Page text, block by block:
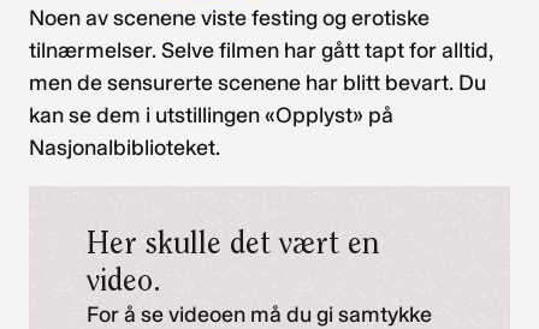
Noen av scenene viste festing og erotiske
tilnærmelser. Selve filmen har gått tapt for alltid,
men de sensurerte scenene har blitt bevart. Du
kan se dem i utstillingen «Opplyst» på
Nasjonalbiblioteket.
Her skulle det vært en
video.
For å se videoen må du gi samtykke